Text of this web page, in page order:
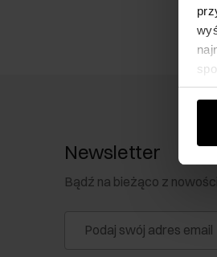
od
Newsletter
Bądź na bieżąco z